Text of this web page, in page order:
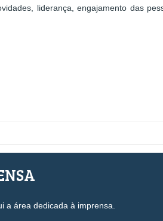
liderança, engajamento das
a área dedicada à imprensa.